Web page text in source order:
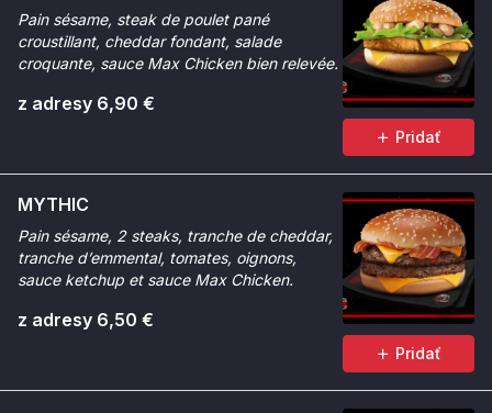
Pain sésame, steak de poulet pané
croustillant, cheddar fondant, salade
croquante, sauce Max Chicken bien relevée.
z adresy 6,90 €
Pridať
MYTHIC
Pain sésame, 2 steaks, tranche de cheddar,
tranche d’emmental, tomates, oignons,
sauce ketchup et sauce Max Chicken.
z adresy 6,50 €
Pridať